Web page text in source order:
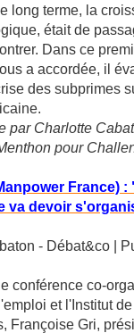
long terme, la
était de
Dans ce
a accordée, il
des subprimes
par Charlotte
pour
France)
va devoir
- Débat&co |
conférence co-
et l'Institut
Françoise Gri,